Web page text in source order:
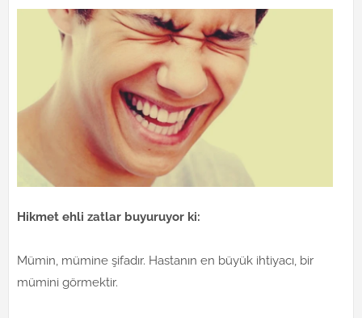
Hikmet ehli zatlar buyuruyor ki:
Mümin, mümine şifadır. Hastanın en büyük ihtiyacı, bir
mümini görmektir.